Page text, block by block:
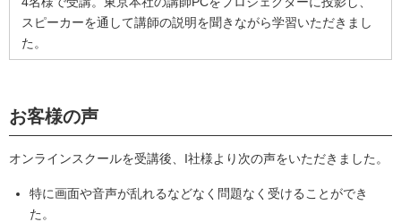
スピーカーを通して講師の説明を聞きながら学習いただきまし
た。
お客様の声
オンラインスクールを受講後、I社様より次の声をいただきました。
特に画面や音声が乱れるなどなく問題なく受けることができ
た。